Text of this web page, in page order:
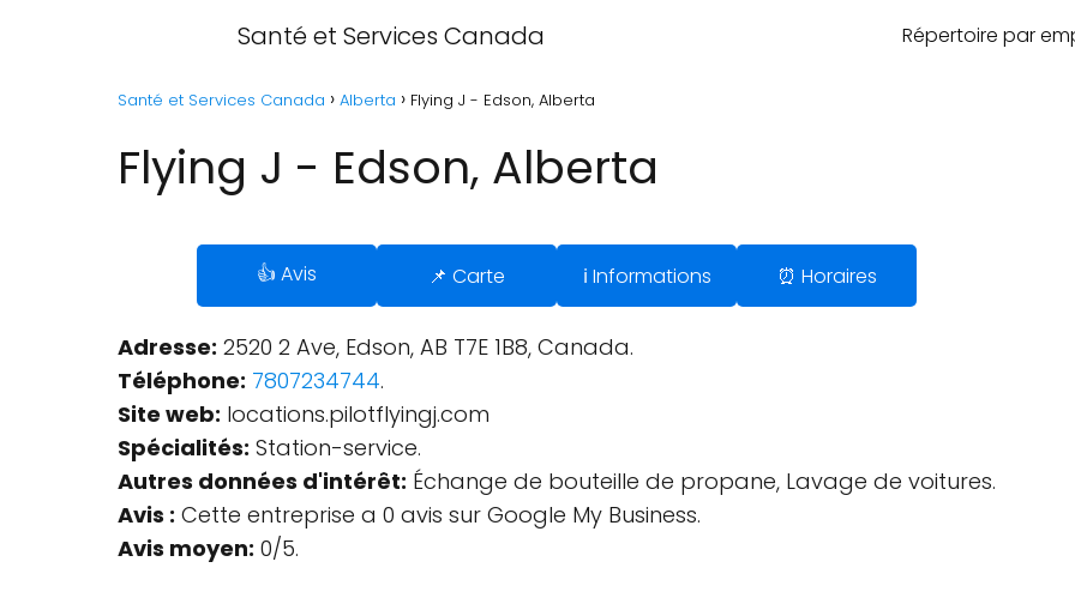
Santé et Services Canada Répertoire par
Santé et Services Canada Alberta Flying J - Edson, Alberta
Flying J - Edson, Alberta
👍 Avis 📌 Carte ℹ️ Informations ⏰ Horaires
Adresse: 2520 2 Ave, Edson, AB T7E 1B8, Canada.
Téléphone: 7807234744.
Site web: locations.pilotflyingj.com
Spécialités: Station-service.
Autres données d'intérêt: Échange de bouteille de propane, Lavage de voitures.
Avis : Cette entreprise a 0 avis sur Google My Business.
Avis moyen: 0/5.